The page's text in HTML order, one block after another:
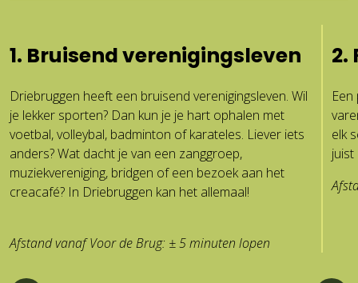
1. Bruisend verenigingsleven
Driebruggen heeft een bruisend verenigingsleven. Wil
je lekker sporten? Dan kun je je hart ophalen met
voetbal, volleybal, badminton of karateles. Liever iets
anders? Wat dacht je van een zanggroep,
muziekvereniging, bridgen of een bezoek aan het
creacafé? In Driebruggen kan het allemaal!
Afstand vanaf Voor de Brug: ± 5 minuten lopen
2.
elk